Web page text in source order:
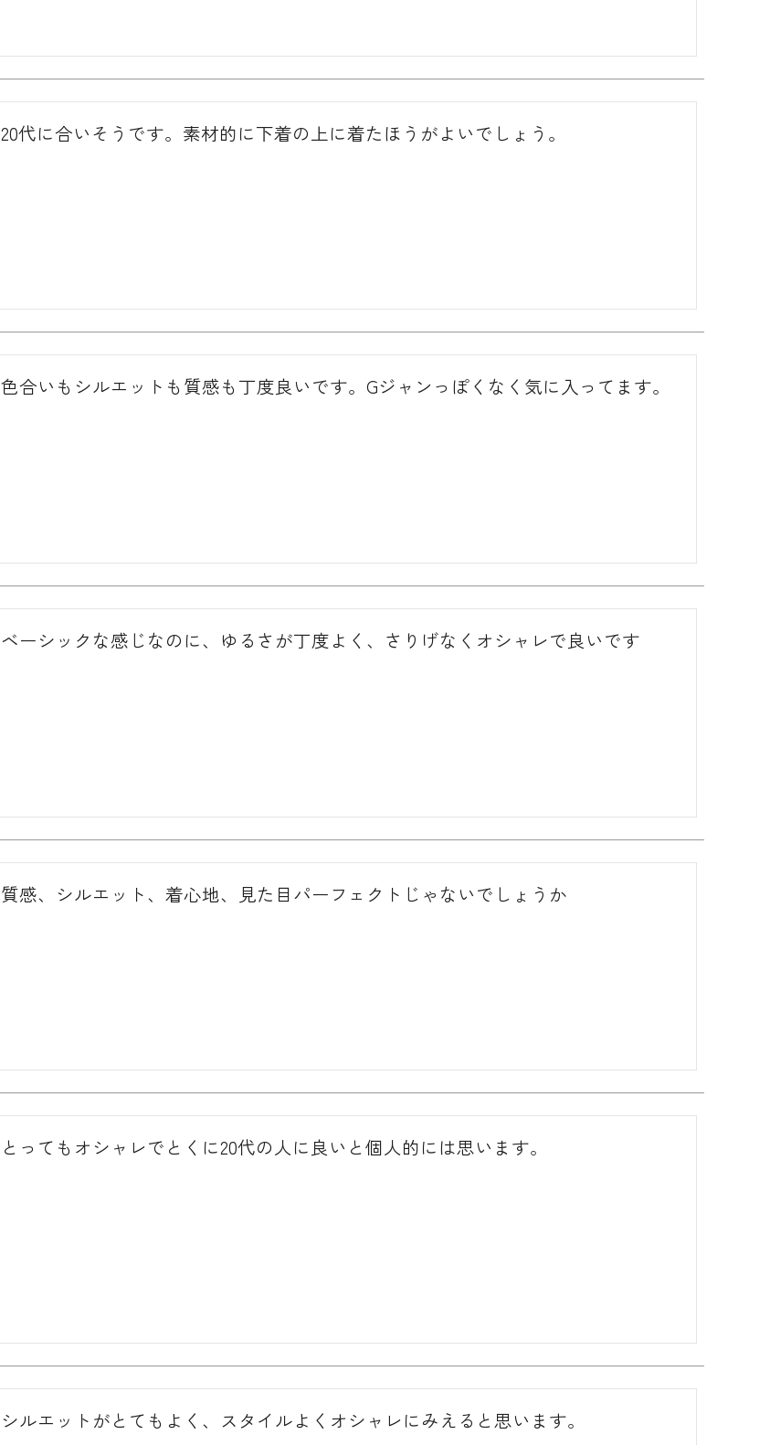
20代に合いそうです。素材的に下着の上に着たほうがよいでしょう。
色合いもシルエットも質感も丁度良いです。Gジャンっぽくなく気に入ってます。
ベーシックな感じなのに、ゆるさが丁度よく、さりげなくオシャレで良いです
質感、シルエット、着心地、見た目パーフェクトじゃないでしょうか
とってもオシャレでとくに20代の人に良いと個人的には思います。
シルエットがとてもよく、スタイルよくオシャレにみえると思います。